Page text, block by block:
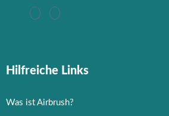
Hilfreiche Links
Was ist Airbrush?